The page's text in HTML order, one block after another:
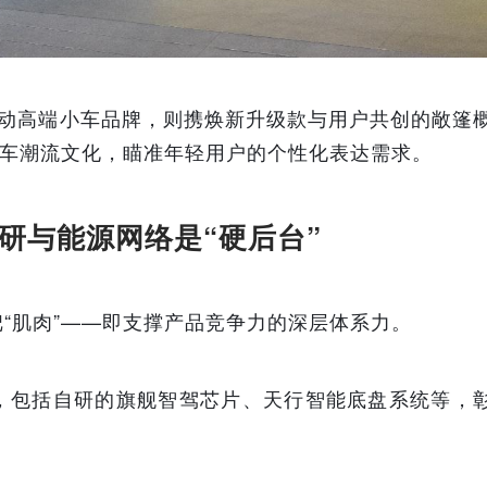
高端小车品牌，则携焕新升级款与用户共创的敞篷
潮流文化，瞄准年轻用户的个性化表达需求。
与能源网络是“硬后台”
肉”——即支撑产品竞争力的深层体系力。
括自研的旗舰智驾芯片、天行智能底盘系统等，